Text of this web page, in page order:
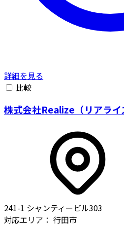
詳細を見る
比較
株式会社Realize（リアライ
241-1 シャンティービル303
対応エリア： 行田市